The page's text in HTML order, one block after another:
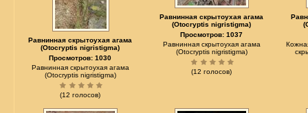
Равнинная скрытоухая агама
(Otocryptis nigristigma)
Просмотров: 1030
Равнинная скрытоухая агама
(Otocryptis nigristigma)
(12 голосов)
Равнинная скрытоухая агама
(Otocryptis nigristigma)
Просмотров: 1037
Равнинная скрытоухая агама
(Otocryptis nigristigma)
(12 голосов)